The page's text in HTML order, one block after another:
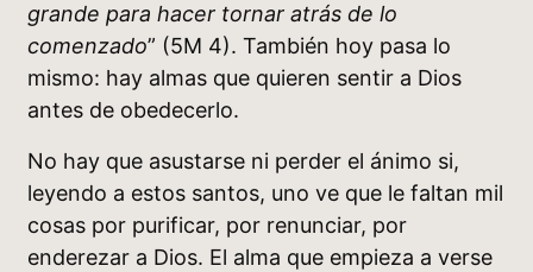
grande para hacer tornar atrás de lo
comenzado” (5M 4). También hoy pasa lo
mismo: hay almas que quieren sentir a Dios
antes de obedecerlo.
No hay que asustarse ni perder el ánimo si,
leyendo a estos santos, uno ve que le faltan mil
cosas por purificar, por renunciar, por
enderezar a Dios. El alma que empieza a verse